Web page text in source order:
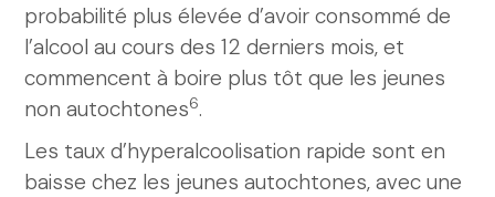
probabilité plus élevée d’avoir consommé de
l’alcool au cours des 12 derniers mois, et
commencent à boire plus tôt que les jeunes
non autochtones6.
Les taux d’hyperalcoolisation rapide sont en
baisse chez les jeunes autochtones, avec une